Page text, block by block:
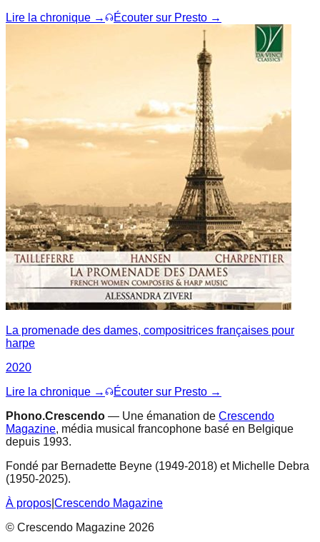
Lire la chronique →
Écouter sur Presto →
La promenade des dames, compositrices françaises pour
harpe
2020
Lire la chronique →
Écouter sur Presto →
Phono.Crescendo — Une émanation de Crescendo
Magazine, média musical francophone basé en Belgique
depuis 1993.
Fondé par Bernadette Beyne (1949-2018) et Michelle Debra
(1950-2025).
À propos Crescendo Magazine
© Crescendo Magazine 2026